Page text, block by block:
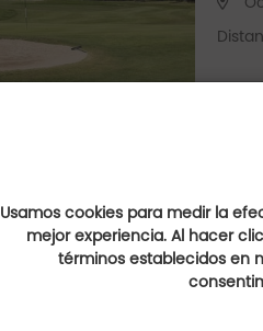
Usamos cookies para medir la
mejor experiencia. Al hacer
términos establecidos en